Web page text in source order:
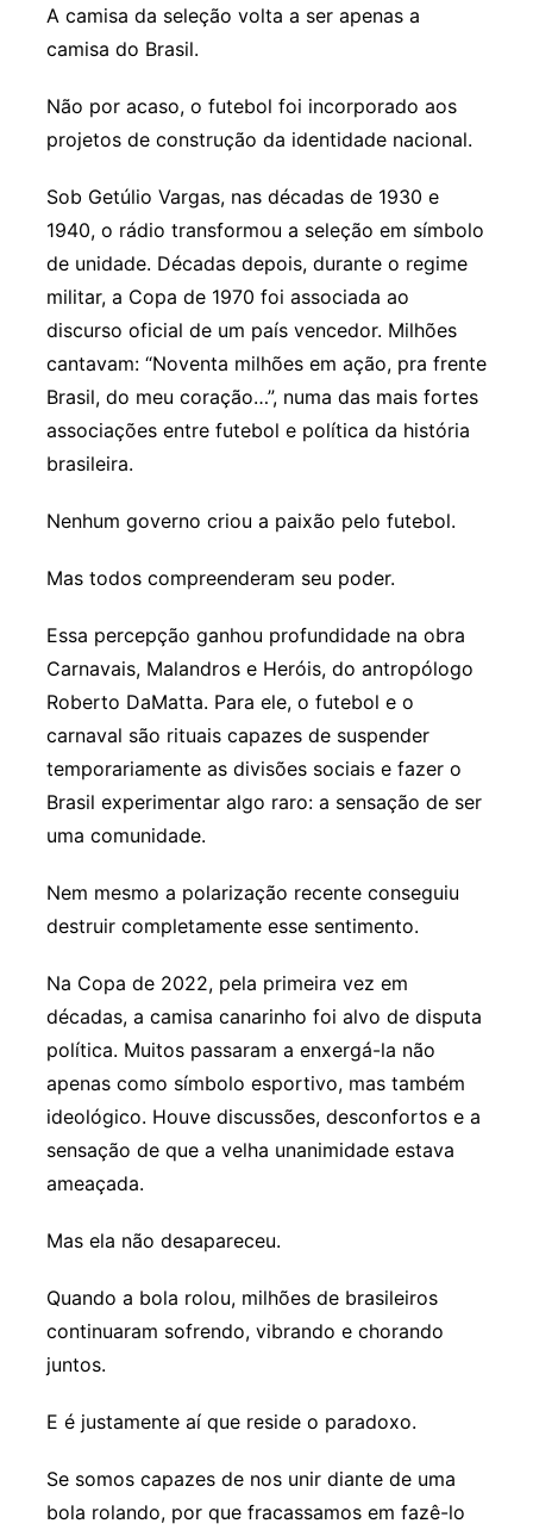
A camisa da seleção volta a ser apenas a
camisa do Brasil.
Não por acaso, o futebol foi incorporado aos
projetos de construção da identidade nacional.
Sob Getúlio Vargas, nas décadas de 1930 e
1940, o rádio transformou a seleção em símbolo
de unidade. Décadas depois, durante o regime
militar, a Copa de 1970 foi associada ao
discurso oficial de um país vencedor. Milhões
cantavam: “Noventa milhões em ação, pra frente
Brasil, do meu coração…”, numa das mais fortes
associações entre futebol e política da história
brasileira.
Nenhum governo criou a paixão pelo futebol.
Mas todos compreenderam seu poder.
Essa percepção ganhou profundidade na obra
Carnavais, Malandros e Heróis, do antropólogo
Roberto DaMatta. Para ele, o futebol e o
carnaval são rituais capazes de suspender
temporariamente as divisões sociais e fazer o
Brasil experimentar algo raro: a sensação de ser
uma comunidade.
Nem mesmo a polarização recente conseguiu
destruir completamente esse sentimento.
Na Copa de 2022, pela primeira vez em
décadas, a camisa canarinho foi alvo de disputa
política. Muitos passaram a enxergá-la não
apenas como símbolo esportivo, mas também
ideológico. Houve discussões, desconfortos e a
sensação de que a velha unanimidade estava
ameaçada.
Mas ela não desapareceu.
Quando a bola rolou, milhões de brasileiros
continuaram sofrendo, vibrando e chorando
juntos.
E é justamente aí que reside o paradoxo.
Se somos capazes de nos unir diante de uma
bola rolando, por que fracassamos em fazê-lo